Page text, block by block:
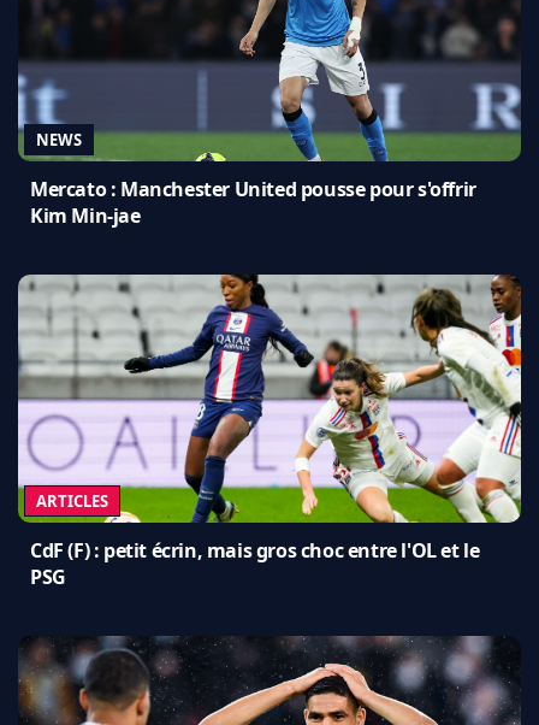
NEWS
Mercato : Manchester United pousse pour s'offrir
Kim Min-jae
ARTICLES
CdF (F) : petit écrin, mais gros choc entre l'OL et le
PSG